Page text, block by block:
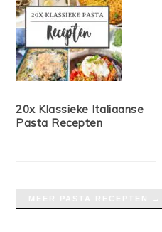
20x Klassieke Italiaanse
Pasta Recepten